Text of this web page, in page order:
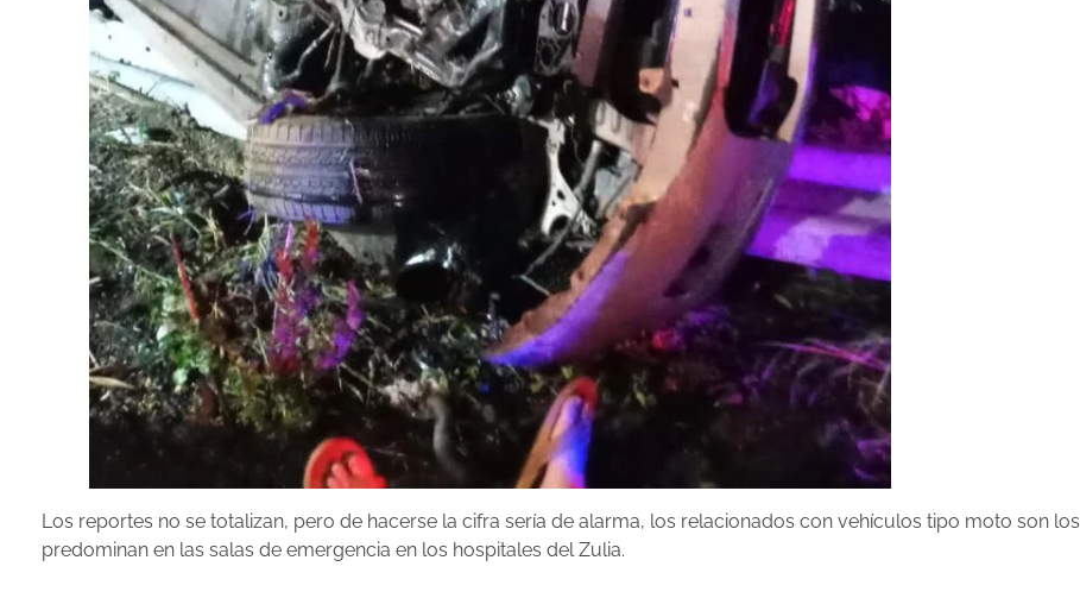
Los reportes no se totalizan, pero de hacerse la cifra sería de alarma, los relacionados con vehículos tipo moto son
predominan en las salas de emergencia en los hospitales del Zulia.